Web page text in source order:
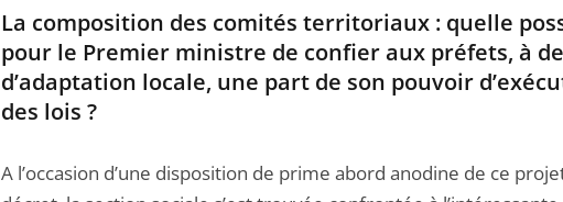
La composition des comités territoriaux : quelle
pour le Premier ministre de confier aux préfets, à
d’adaptation locale, une part de son pouvoir
des lois ?
A l’occasion d’une disposition de prime abord anodine de ce